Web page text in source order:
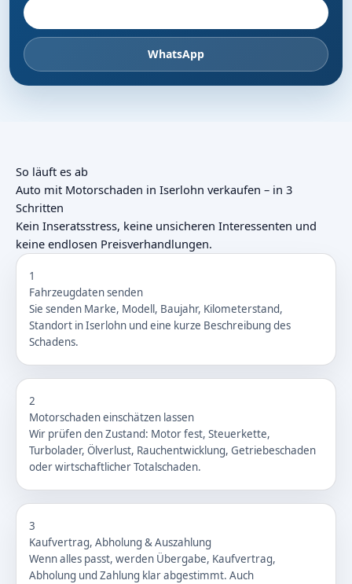
WhatsApp
So läuft es ab
Auto mit Motorschaden in Iserlohn verkaufen – in 3
Schritten
Kein Inseratsstress, keine unsicheren Interessenten und
keine endlosen Preisverhandlungen.
1
Fahrzeugdaten senden
Sie senden Marke, Modell, Baujahr, Kilometerstand,
Standort in Iserlohn und eine kurze Beschreibung des
Schadens.
2
Motorschaden einschätzen lassen
Wir prüfen den Zustand: Motor fest, Steuerkette,
Turbolader, Ölverlust, Rauchentwicklung, Getriebeschaden
oder wirtschaftlicher Totalschaden.
3
Kaufvertrag, Abholung & Auszahlung
Wenn alles passt, werden Übergabe, Kaufvertrag,
Abholung und Zahlung klar abgestimmt. Auch